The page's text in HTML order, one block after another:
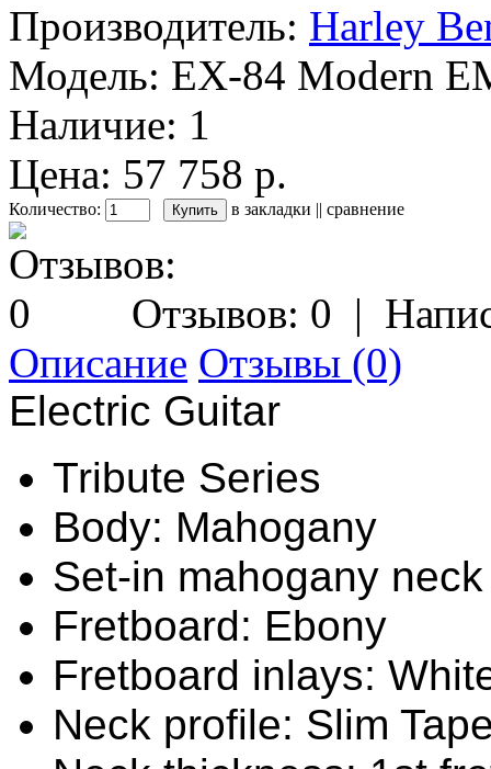
Производитель: Harley
Модель: EX-84 Modern
Наличие: 1
Цена: 57 758 р.
Количество: в закладки || сравнение
Отзывов: 0 |
Описание Отзывы (0)
Electric Guitar
Tribute Series
Body: Mahogany
Set-in mahogany neck
Fretboard: Ebony
Fretboard inlays:
Neck profile: Slim